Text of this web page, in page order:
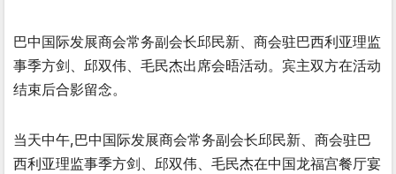
巴中国际发展商会常务副会长邱民新、商会驻巴西利亚理监
事季方剑、邱双伟、毛民杰出席会晤活动。宾主双方在活动
结束后合影留念。
当天中午,巴中国际发展商会常务副会长邱民新、商会驻巴
西利亚理监事季方剑、邱双伟、毛民杰在中国龙福宫餐厅宴